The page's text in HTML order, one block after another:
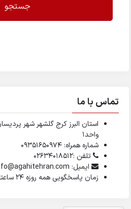
جستجو
تماس با ما
واحد1
شماره همراه: 09351650974
تلفن :02634018512
ایمیل: info@agahitehran.com
زمان پاسخگویی همه روزه 24 ساعته